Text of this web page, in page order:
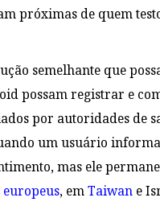
próximas de quem
semelhante que
possam registrar e
por autoridades de
um usuário
mas ele
europeus, emTaiwan e